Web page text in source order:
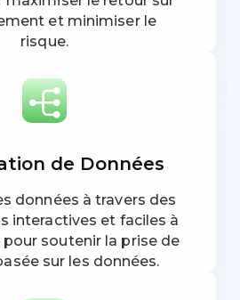
et minimiser le
risque.
de Données
données à travers des
interactives et faciles à
soutenir la prise de
sur les données.